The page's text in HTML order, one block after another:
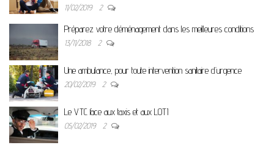
11/02/2019 2
Préparez votre déménagement dans les meilleures conditions
13/11/2018 2
Une ambulance, pour toute intervention sanitaire d’urgence
20/02/2019 2
Le VTC face aux taxis et aux LOTI
05/02/2019 2